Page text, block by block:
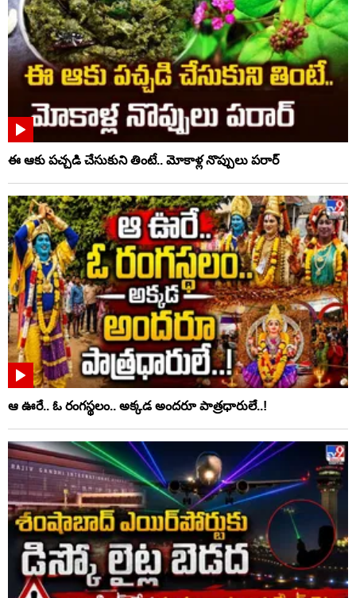
ఈ ఆకు పచ్చడి చేసుకుని తింటే.. మోకాళ్ల నొప్పులు పరార్‌
ఆ ఊరే.. ఓ రంగస్థలం.. అక్కడ అందరూ పాత్రధారులే..!